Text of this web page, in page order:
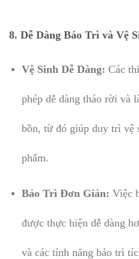
8. Dễ Dàng Bảo Trì và Vệ
Vệ Sinh Dễ Dàng: Các
phép dễ dàng tháo rời và
bồn, từ đó giúp duy trì vệ
phẩm.
Bảo Trì Đơn Giản: Việc
được thực hiện dễ dàng
và các tính năng bảo trì